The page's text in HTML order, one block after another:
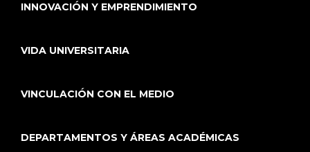
INNOVACIÓN Y EMPRENDIMIENTO
VIDA UNIVERSITARIA
VINCULACIÓN CON EL MEDIO
DEPARTAMENTOS Y ÁREAS ACADÉMICAS